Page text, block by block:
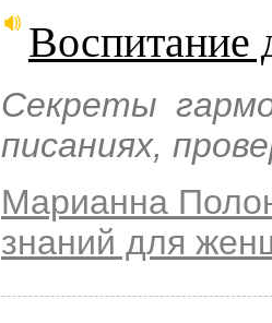
Воспитание
Секреты
писаниях,
Марианна
знаний для